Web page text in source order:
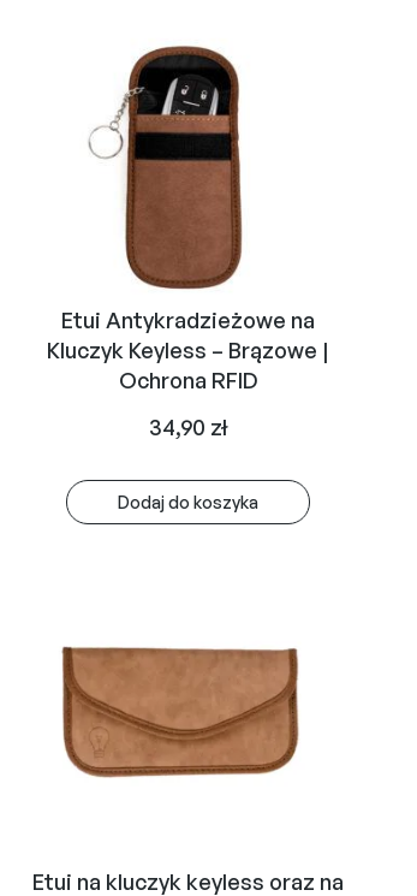
Etui Antykradzieżowe na
Kluczyk Keyless – Brązowe |
Ochrona RFID
34,90 zł
Dodaj do koszyka
Etui na kluczyk keyless oraz na